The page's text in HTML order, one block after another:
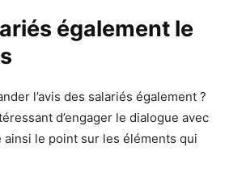
également le
l’avis des salariés également ?
d’engager le dialogue avec
le point sur les éléments qui